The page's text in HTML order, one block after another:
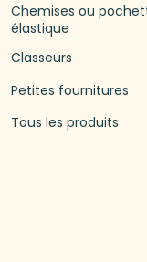
Chemises ou
élastique
Classeurs
Petites fournitures
Tous les produits